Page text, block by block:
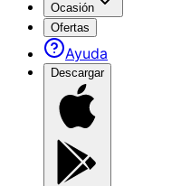
Ocasión
Ofertas
Ayuda
Descargar